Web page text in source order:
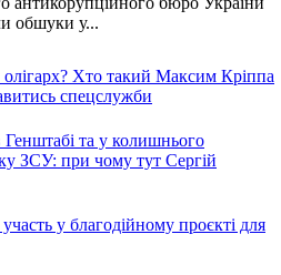
обшуки у...
олігарх? Хто такий Максим Кріппа
спецслужби
та у колишнього
ЗСУ: при чому тут Сергій
у благодійному проєкті для